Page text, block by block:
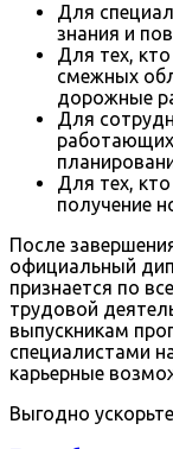
Для
знания и
Для тех,
смежных
дорожные
Для
работающих
Для тех,
получение
После
официальный
признается по
трудовой
выпускникам
специалистами
карьерные
Выгодно